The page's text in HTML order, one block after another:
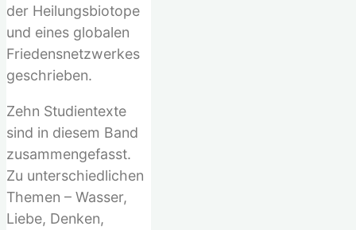
der Heilungsbiotope
und eines globalen
Friedensnetzwerkes
geschrieben.
Zehn Studientexte
sind in diesem Band
zusammengefasst.
Zu unterschiedlichen
Themen – Wasser,
Liebe, Denken,